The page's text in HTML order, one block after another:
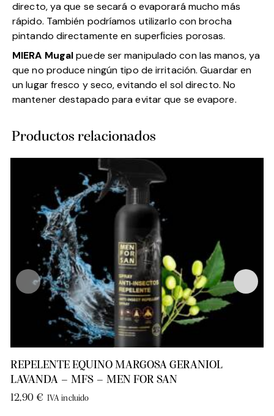
directo, ya que se secará o evaporará mucho más
rápido. También podríamos utilizarlo con brocha
pintando directamente en superﬁcies porosas.
MIERA Mugalpuede ser manipulado con las manos, ya
que no produce ningún tipo de irritación. Guardar en
un lugar fresco y seco, evitando el sol directo. No
mantener destapado para evitar que se evapore.
Productos relacionados
REPELENTE EQUINO MARGOSA GERANIOL
LAVANDA – MFS – MEN FOR SAN
12,90 € IVA incluido